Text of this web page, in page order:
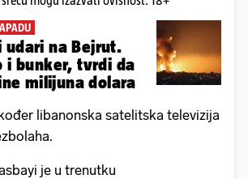
udari na Bejrut.
i bunker, tvrdi da
milijuna dolara
libanonska satelitska televizija
je u trenutku